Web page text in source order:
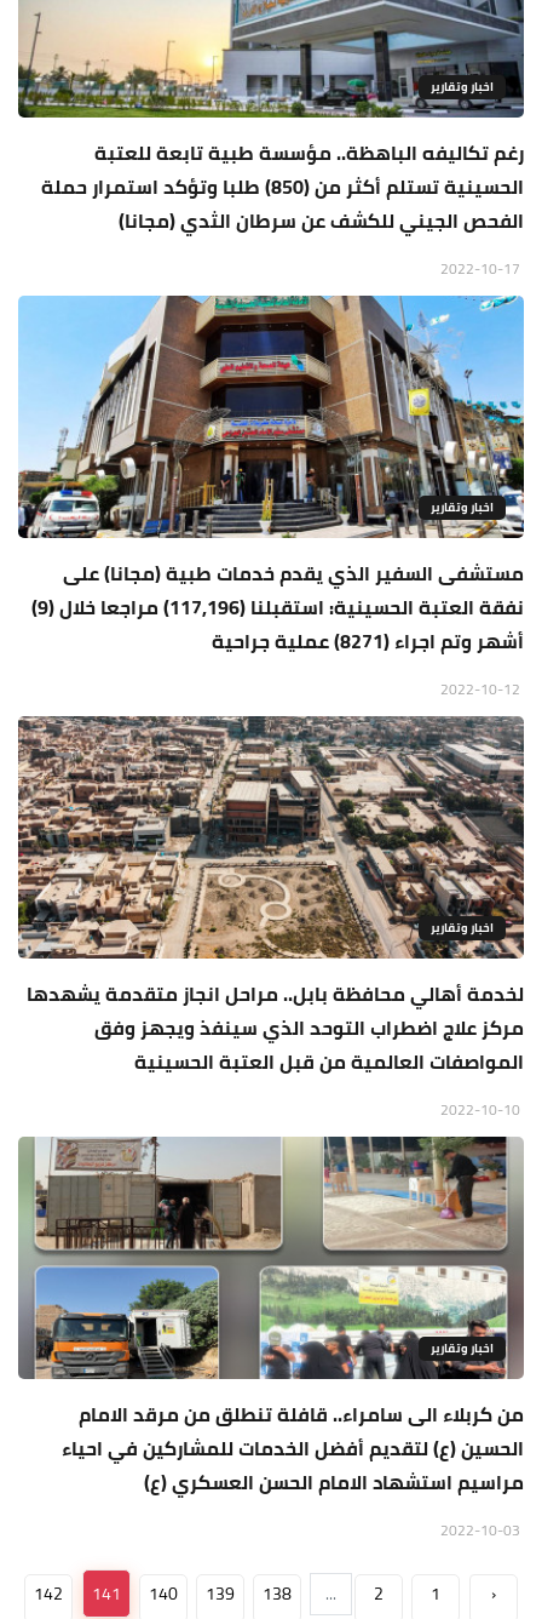
اخبار وتقارير
رغم تكاليفه الباهظة.. مؤسسة طبية تابعة للعتبة
الحسينية تستلم أكثر من (850) طلبا وتؤكد استمرار حملة
الفحص الجيني للكشف عن سرطان الثدي (مجانا)
اخبار وتقارير
مستشفى السفير الذي يقدم خدمات طبية (مجانا) على
نفقة العتبة الحسينية: استقبلنا (117,196) مراجعا خلال (9)
أشهر وتم اجراء (8271) عملية جراحية
اخبار وتقارير
لخدمة أهالي محافظة بابل.. مراحل انجاز متقدمة يشهدها
مركز علاج اضطراب التوحد الذي سينفذ ويجهز وفق
المواصفات العالمية من قبل العتبة الحسينية
اخبار وتقارير
من كربلاء الى سامراء.. قافلة تنطلق من مرقد الامام
الحسين (ع) لتقديم أفضل الخدمات للمشاركين في احياء
مراسيم استشهاد الامام الحسن العسكري (ع)
‹
1
2
...
138
139
140
141
142